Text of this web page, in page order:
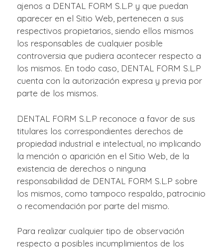
ajenos a DENTAL FORM S.L.P y que puedan
aparecer en el Sitio Web, pertenecen a sus
respectivos propietarios, siendo ellos mismos
los responsables de cualquier posible
controversia que pudiera acontecer respecto a
los mismos. En todo caso, DENTAL FORM S.L.P
cuenta con la autorización expresa y previa por
parte de los mismos.
DENTAL FORM S.L.P reconoce a favor de sus
titulares los correspondientes derechos de
propiedad industrial e intelectual, no implicando
la mención o aparición en el Sitio Web, de la
existencia de derechos o ninguna
responsabilidad de DENTAL FORM S.L.P sobre
los mismos, como tampoco respaldo, patrocinio
o recomendación por parte del mismo.
Para realizar cualquier tipo de observación
respecto a posibles incumplimientos de los